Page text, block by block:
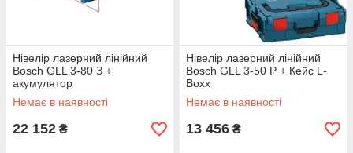
Нівелір лазерний лінійний
Bosch GLL 3-80 З +
акумулятор
Немає в наявності
22 152 ₴
Нівелір лазерний лінійний
Bosch GLL 3-50 Р + Кейс L-
Boxx
Немає в наявності
13 456 ₴